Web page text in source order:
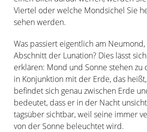
Viertel oder welche Mondsichel Sie
sehen werden.
Was passiert eigentlich am
Abschnitt der Lunation? Dies lässt
erklären: Mond und Sonne stehen zu
in Konjunktion mit der Erde, das
befindet sich genau zwischen Erde
bedeutet, dass er in der Nacht
tagsüber sichtbar, weil seine immer
von der Sonne beleuchtet wird.